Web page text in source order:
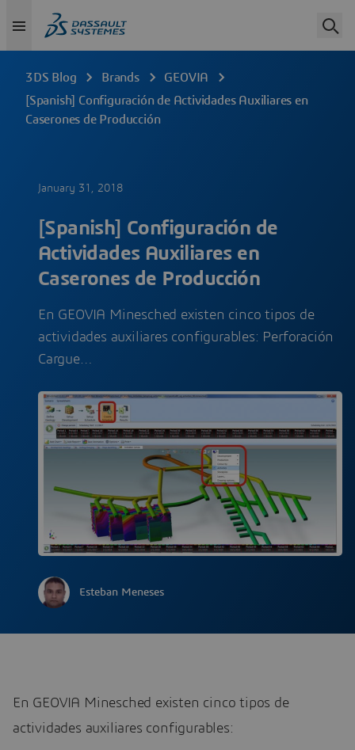
3DS Blog Brands
GEOVIA
[Spanish] Configuración de Actividades Auxiliares en
Caserones de Producción
January 31, 2018
[Spanish] Configuración de
Actividades Auxiliares en
Caserones de Producción
En GEOVIA Minesched existen cinco tipos de
actividades auxiliares configurables: Perforación
Cargue…
Esteban Meneses
En GEOVIA Minesched existen cinco tipos de
actividades auxiliares configurables: